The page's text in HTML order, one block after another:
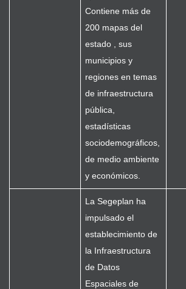
Contiene más de
200 mapas del
estado , sus
municipios y
regiones en temas
de infraestructura
pública,
estadísticas
sociodemográficos,
de medio ambiente
y económicos.
La Segeplan ha
impulsado el
establecimiento de
la Infraestructura
de Datos
Espaciales de